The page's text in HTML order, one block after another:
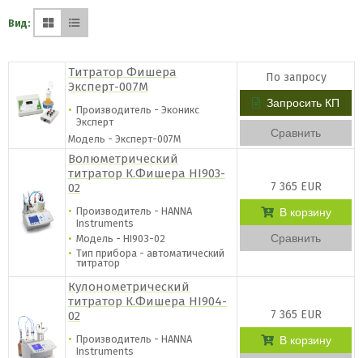
Вид:
Титратор Фишера
Эксперт-007М
Производитель - Эконикс
Эксперт
Модель - Эксперт-007М
По запросу
Запросить КП
Сравнить
Волюметрический
титратор К.Фишера HI903-
02
Производитель - HANNA
Instruments
Модель - HI903-02
Тип прибора - автоматический
титратор
7 365 EUR
В корзину
Сравнить
Кулонометрический
титратор К.Фишера HI904-
02
Производитель - HANNA
Instruments
7 365 EUR
В корзину